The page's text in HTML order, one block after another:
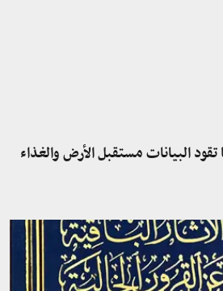
تقود البيانات مستقبل الأرض والغذاء